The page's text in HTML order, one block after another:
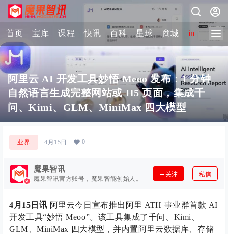
首页 宝库 课程 快讯 百科 星球 商城 image-2
阿里云 AI 开发工具妙悟 Meoo 发布：1 分钟
自然语言生成完整网站或 H5 页面，集成千
问、Kimi、GLM、MiniMax 四大模型
业界 4月15日 0
魔果智讯
魔果智讯官方账号，魔果智能创始人。
关注 私信
4月15日讯 阿里云今日宣布推出阿里 ATH 事业群首款 AI
开发工具“妙悟 Meoo”。该工具集成了千问、Kimi、
GLM、MiniMax 四大模型，并内置阿里云数据库、存储